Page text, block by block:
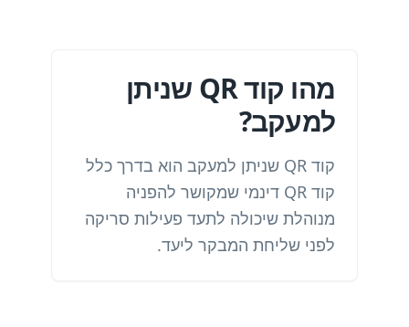
מהו קוד QR שניתן
למעקב?
קוד QR שניתן למעקב הוא בדרך כלל
קוד QR דינמי שמקושר להפניה
מנוהלת שיכולה לתעד פעילות סריקה
לפני שליחת המבקר ליעד.